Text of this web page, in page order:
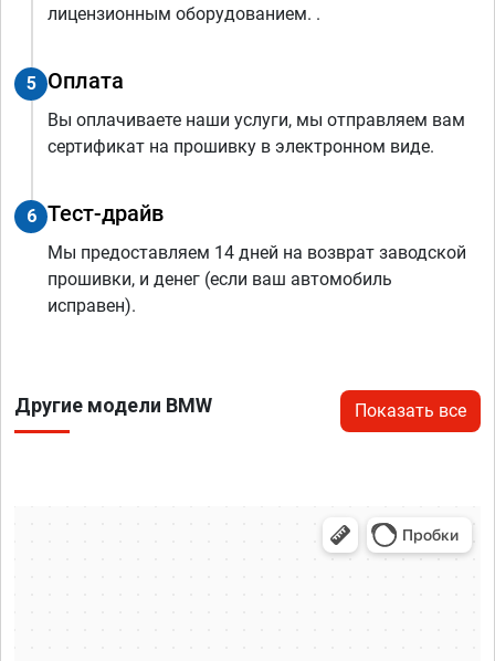
лицензионным оборудованием. .
5 Оплата
Вы оплачиваете наши услуги, мы отправляем вам
сертификат на прошивку в электронном виде.
6 Тест-драйв
Мы предоставляем 14 дней на возврат заводской
прошивки, и денег (если ваш автомобиль
исправен).
Другие модели BMW Показать все